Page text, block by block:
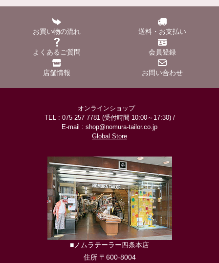
お買い物の流れ 送料・お支払い
よくあるご質問 会員登録
店舗情報 お問い合わせ
オンラインショップ
TEL : 075-257-7781 (受付時間 10:00～17:30) /
E-mail : shop@nomura-tailor.co.jp
Global Store
■ノムラテーラー四条本店
住所 〒600-8004